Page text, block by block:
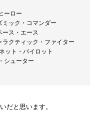
ーロー
ック・コマンダー
ス・エース
クティック・ファイター
ット・パイロット
シューター
だと思います。